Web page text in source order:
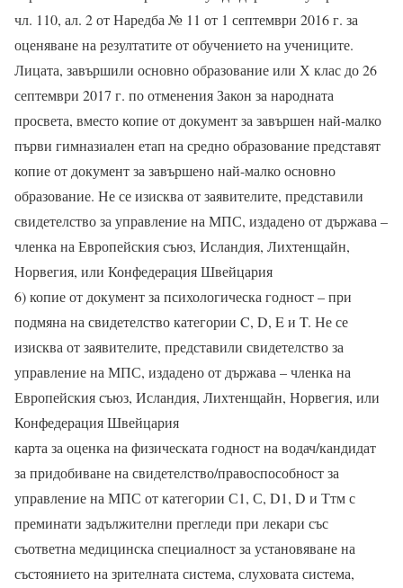
чл. 110, ал. 2 от Наредба № 11 от 1 септември 2016 г. за
оценяване на резултатите от обучението на учениците.
Лицата, завършили основно образование или Х клас до 26
септември 2017 г. по отменения Закон за народната
просвета, вместо копие от документ за завършен най-малко
първи гимназиален етап на средно образование представят
копие от документ за завършено най-малко основно
образование. Не се изисква от заявителите, представили
свидетелство за управление на МПС, издадено от държава –
членка на Европейския съюз, Исландия, Лихтенщайн,
Норвегия, или Конфедерация Швейцария
6) копие от документ за психологическа годност – при
подмяна на свидетелство категории C, D, E и T. Не се
изисква от заявителите, представили свидетелство за
управление на МПС, издадено от държава – членка на
Европейския съюз, Исландия, Лихтенщайн, Норвегия, или
Конфедерация Швейцария
карта за оценка на физическата годност на водач/кандидат
за придобиване на свидетелство/правоспособност за
управление на МПС от категории С1, С, D1, D и Ттм с
преминати задължителни прегледи при лекари със
съответна медицинска специалност за установяване на
състоянието на зрителната система, слуховата система,